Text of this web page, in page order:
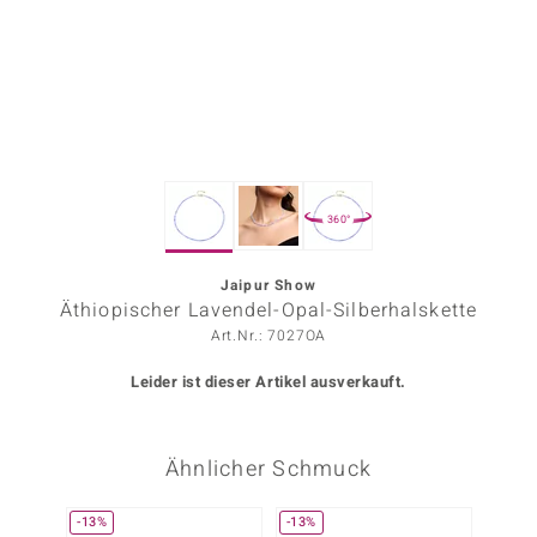
360°
Jaipur Show
Äthiopischer Lavendel-Opal-Silberhalskette
Art.Nr.: 7027OA
Leider ist dieser Artikel ausverkauft.
Ähnlicher Schmuck
-13% -13%